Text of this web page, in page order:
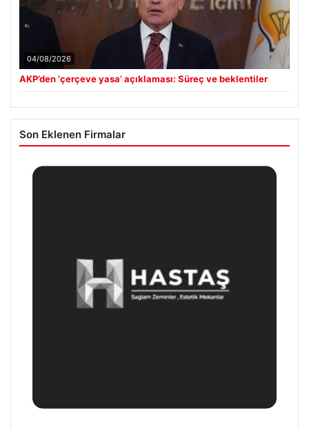
04/08/2026
AKP’den ‘çerçeve yasa’ açıklaması: Süreç ve beklentiler
Son Eklenen Firmalar